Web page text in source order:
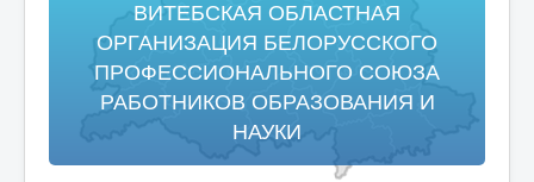
ВИТЕБСКАЯ ОБЛАСТНАЯ
ОРГАНИЗАЦИЯ БЕЛОРУССКОГО
ПРОФЕССИОНАЛЬНОГО СОЮЗА
РАБОТНИКОВ ОБРАЗОВАНИЯ И
НАУКИ